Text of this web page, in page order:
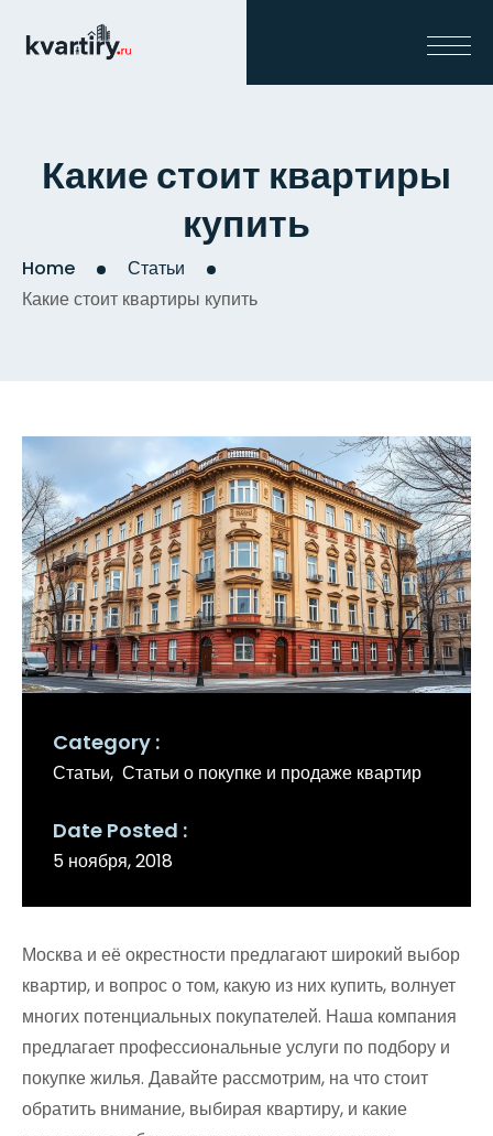
Какие стоит квартиры
купить
Home
Статьи
Какие стоит квартиры купить
Category
Статьи Статьи о покупке и продаже квартир
Date Posted
5 ноября, 2018
Москва и её окрестности предлагают широкий выбор
квартир, и вопрос о том, какую из них купить, волнует
многих потенциальных покупателей. Наша компания
предлагает профессиональные услуги по подбору и
покупке жилья. Давайте рассмотрим, на что стоит
обратить внимание, выбирая квартиру, и какие